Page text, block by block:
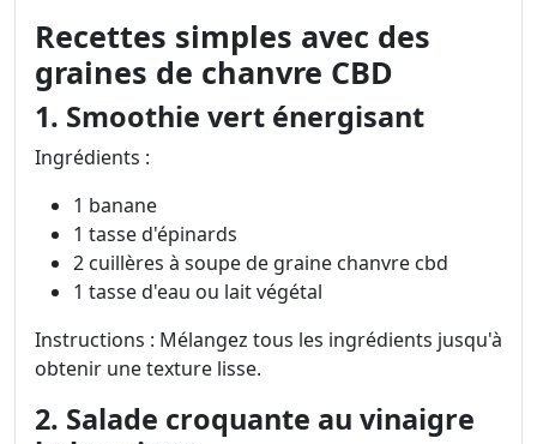
Recettes simples avec des
graines de chanvre CBD
1. Smoothie vert énergisant
Ingrédients :
1 banane
1 tasse d'épinards
2 cuillères à soupe de graine chanvre cbd
1 tasse d'eau ou lait végétal
Instructions : Mélangez tous les ingrédients jusqu'à
obtenir une texture lisse.
2. Salade croquante au vinaigre